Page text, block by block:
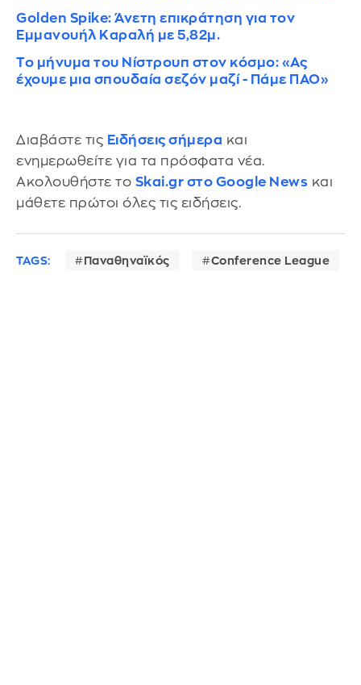
Golden Spike: Άνετη επικράτηση για τον
Εμμανουήλ Καραλή με 5,82μ.
Το μήνυμα του Νίστρουπ στον κόσμο: «Ας
έχουμε μια σπουδαία σεζόν μαζί - Πάμε ΠΑΟ»
Διαβάστε τις Ειδήσεις σήμερα και
ενημερωθείτε για τα πρόσφατα νέα.
Ακολουθήστε το Skai.gr στο Google News και
μάθετε πρώτοι όλες τις ειδήσεις.
TAGS: Παναθηναϊκός Conference League